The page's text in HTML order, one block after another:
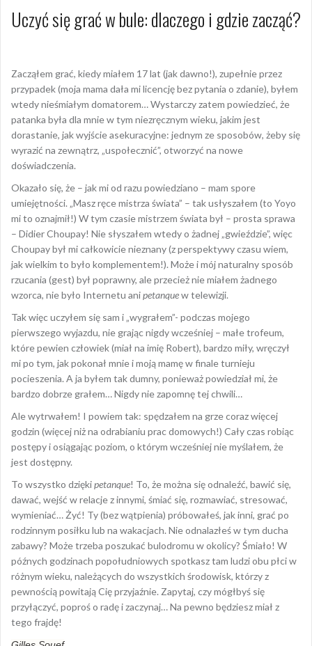
Uczyć się grać w bule: dlaczego i gdzie zacząć?
Zacząłem grać, kiedy miałem 17 lat (jak dawno!), zupełnie przez
przypadek (moja mama dała mi licencję bez pytania o zdanie), byłem
wtedy nieśmiałym domatorem… Wystarczy zatem powiedzieć, że
patanka była dla mnie w tym niezręcznym wieku, jakim jest
dorastanie, jak wyjście asekuracyjne: jednym ze sposobów, żeby się
wyrazić na zewnątrz, „uspołecznić”, otworzyć na nowe
doświadczenia.
Okazało się, że – jak mi od razu powiedziano – mam spore
umiejętności. „Masz ręce mistrza świata” – tak usłyszałem (to Yoyo
mi to oznajmił!) W tym czasie mistrzem świata był – prosta sprawa
– Didier Choupay! Nie słyszałem wtedy o żadnej „gwieździe”, więc
Choupay był mi całkowicie nieznany (z perspektywy czasu wiem,
jak wielkim to było komplementem!). Może i mój naturalny sposób
rzucania (gest) był poprawny, ale przecież nie miałem żadnego
wzorca, nie było Internetu anipetanquew telewizji.
Tak więc uczyłem się sam i „wygrałem”- podczas mojego
pierwszego wyjazdu, nie grając nigdy wcześniej – małe trofeum,
które pewien człowiek (miał na imię Robert), bardzo miły, wręczył
mi po tym, jak pokonał mnie i moją mamę w finale turnieju
pocieszenia. A ja byłem tak dumny, ponieważ powiedział mi, że
bardzo dobrze grałem… Nigdy nie zapomnę tej chwili…
Ale wytrwałem! I powiem tak: spędzałem na grze coraz więcej
godzin (więcej niż na odrabianiu prac domowych!) Cały czas robiąc
postępy i osiągając poziom, o którym wcześniej nie myślałem, że
jest dostępny.
To wszystko dziękipetanque! To, że można się odnaleźć, bawić się,
dawać, wejść w relacje z innymi, śmiać się, rozmawiać, stresować,
wymieniać… Żyć! Ty (bez wątpienia) próbowałeś, jak inni, grać po
rodzinnym posiłku lub na wakacjach. Nie odnalazłeś w tym ducha
zabawy? Może trzeba poszukać bulodromu w okolicy? Śmiało! W
późnych godzinach popołudniowych spotkasz tam ludzi obu płci w
różnym wieku, należących do wszystkich środowisk, którzy z
pewnością powitają Cię przyjaźnie. Zapytaj, czy mógłbyś się
przyłączyć, poproś o radę i zaczynaj… Na pewno będziesz miał z
tego frajdę!